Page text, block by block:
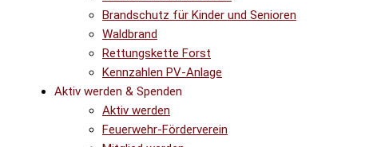
Brandschutz für Kinder und Senioren
Waldbrand
Rettungskette Forst
Kennzahlen PV-Anlage
Aktiv werden & Spenden
Aktiv werden
Feuerwehr-Förderverein